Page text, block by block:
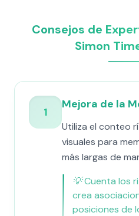
Consejos de
Simon
1
Mejora de la
Utiliza el conteo
visuales para
más largas de
💡Cuenta los
crea
posiciones de